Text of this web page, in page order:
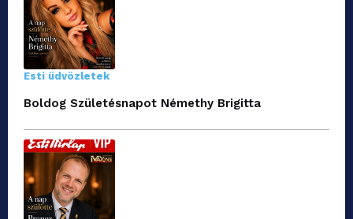
Esti üdvözletek
Boldog Születésnapot Némethy Brigitta